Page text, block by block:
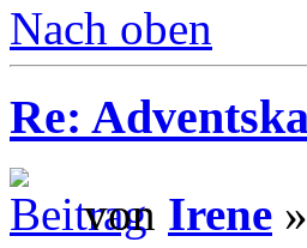
Nach oben
Re:
von Irene